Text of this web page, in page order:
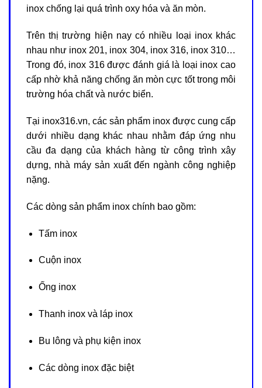
inox chống lại quá trình oxy hóa và ăn mòn.
Trên thị trường hiện nay có nhiều loại inox khác
nhau như inox 201, inox 304, inox 316, inox 310…
Trong đó, inox 316 được đánh giá là loại inox cao
cấp nhờ khả năng chống ăn mòn cực tốt trong môi
trường hóa chất và nước biển.
Tại inox316.vn, các sản phẩm inox được cung cấp
dưới nhiều dạng khác nhau nhằm đáp ứng nhu
cầu đa dạng của khách hàng từ công trình xây
dựng, nhà máy sản xuất đến ngành công nghiệp
nặng.
Các dòng sản phẩm inox chính bao gồm:
Tấm inox
Cuộn inox
Ống inox
Thanh inox và láp inox
Bu lông và phụ kiện inox
Các dòng inox đặc biệt